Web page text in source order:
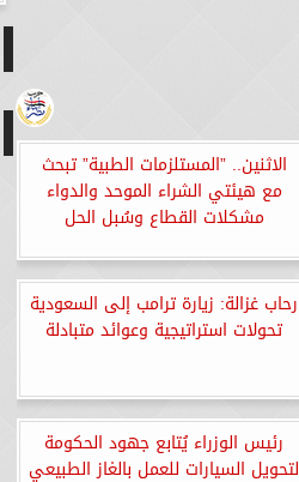
الاثنين.. ”المستلزمات الطبية” تبحث
مع هيئتي الشراء الموحد والدواء
مشكلات القطاع وسُبل الحل
رحاب غزالة: زيارة ترامب إلى السعودية
تحولات استراتيجية وعوائد متبادلة
رئيس الوزراء يُتابع جهود الحكومة
لتحويل السيارات للعمل بالغاز الطبيعي